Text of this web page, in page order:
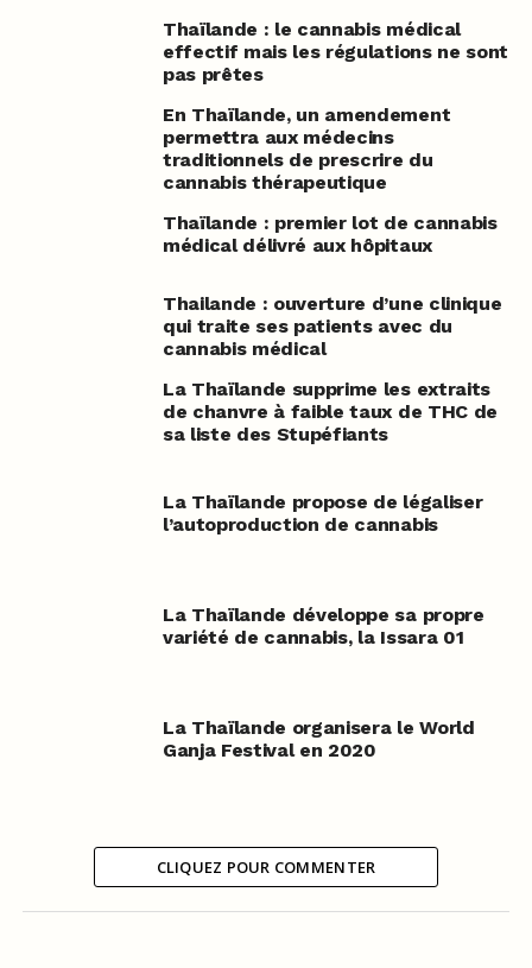
Thaïlande : le cannabis médical
effectif mais les régulations ne sont
pas prêtes
En Thaïlande, un amendement
permettra aux médecins
traditionnels de prescrire du
cannabis thérapeutique
Thaïlande : premier lot de cannabis
médical délivré aux hôpitaux
Thailande : ouverture d’une clinique
qui traite ses patients avec du
cannabis médical
La Thaïlande supprime les extraits
de chanvre à faible taux de THC de
sa liste des Stupéfiants
La Thaïlande propose de légaliser
l’autoproduction de cannabis
La Thaïlande développe sa propre
variété de cannabis, la Issara 01
La Thaïlande organisera le World
Ganja Festival en 2020
CLIQUEZ POUR COMMENTER